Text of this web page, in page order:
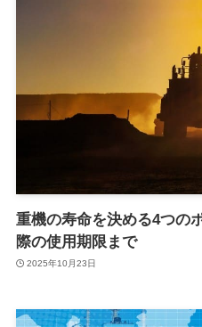
重機の寿命を決める4つの
際の使用期限まで
2025年10月23日